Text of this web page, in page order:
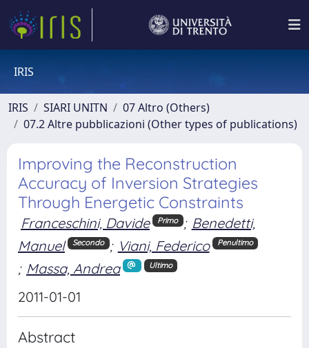
IRIS
IRIS SIARI UNITN
07 Altro (Others)
07.2 Altre pubblicazioni (Other types of publications)
Improving the Reconstruction
Accuracy of Inversion Strategies
Through Energetic Constraints
Franceschini, Davide Primo ; Benedetti,
Manuel
Secondo ; Viani, Federico Penultimo
; Massa, Andrea Ultimo
2011-01-01
Abstract